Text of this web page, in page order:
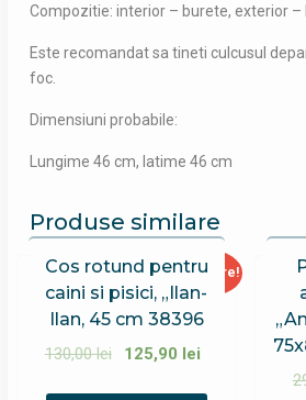
Compozitie: interior – burete, exterior –
Este recomandat sa tineti culcusul
foc.
Dimensiuni probabile:
Lungime 46 cm, latime 46 cm
Produse similare
Reducere!
Cos rotund pentru
caini si pisici, „Ilan-
Ilan, 45 cm 38396
130,00lei 125,90 lei